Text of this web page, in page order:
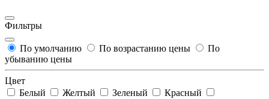
Фильтры
По умолчанию По возрастанию цены
По
убыванию цены
Цвет
Белый
Желтый Зеленый
Красный